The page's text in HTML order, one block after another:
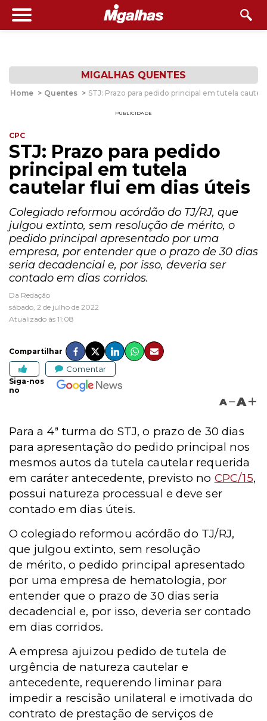
MIGALHAS QUENTES
Home > Quentes > STJ: Prazo para pedido principal em tutela
PUBLICIDADE
CPC
STJ: Prazo para pedido
principal em tutela
cautelar flui em dias úteis
Colegiado reformou acórdão do TJ/RJ, que
julgou extinto, sem resolução de mérito, o
pedido principal apresentado por uma
empresa, por entender que o prazo de 30 dias
seria decadencial e, por isso, deveria ser
contado em dias corridos.
Da Redação
sábado, 2 de julho de 2022
Atualizado às 11:08
Compartilhar
Comentar
Siga-nos
no
A A
Para a 4ª turma do STJ, o prazo de 30 dias
para apresentação do pedido principal nos
mesmos autos da tutela cautelar requerida
em caráter antecedente, previsto no CPC/15,
possui natureza processual e deve ser
contado em dias úteis.
O colegiado reformou acórdão do TJ/RJ,
que julgou extinto, sem resolução
de mérito, o pedido principal apresentado
por uma empresa de hematologia, por
entender que o prazo de 30 dias seria
decadencial e, por isso, deveria ser contado
em dias corridos.
A empresa ajuizou pedido de tutela de
urgência de natureza cautelar e
antecedente, requerendo liminar para
impedir a rescisão unilateral e imotivada do
contrato de prestação de serviços de